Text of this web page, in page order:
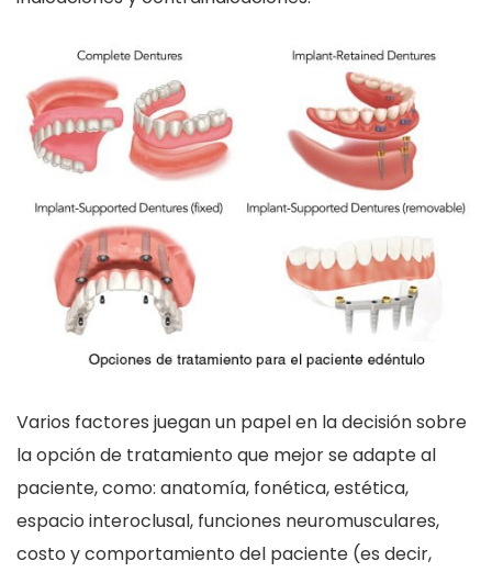
Varios factores juegan un papel en la decisión sobre
la opción de tratamiento que mejor se adapte al
paciente, como: anatomía, fonética, estética,
espacio interoclusal, funciones neuromusculares,
costo y comportamiento del paciente (es decir,